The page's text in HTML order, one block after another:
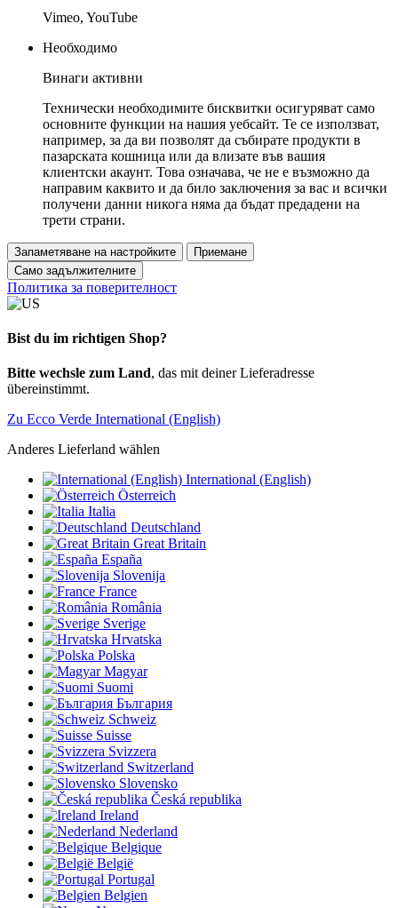
Vimeo, YouTube
Необходимо
Винаги активни
Технически необходимите бисквитки осигуряват само
основните функции на нашия уебсайт. Те се използват,
например, за да ви позволят да събирате продукти в
пазарската кошница или да влизате във вашия
клиентски акаунт. Това означава, че не е възможно да
направим каквито и да било заключения за вас и всички
получени данни никога няма да бъдат предадени на
трети страни.
Запаметяване на настройките
Приемане
Само задължителните
Политика за поверителност
Bist du im richtigen Shop?
Bitte wechsle zum Land, das mit deiner Lieferadresse
übereinstimmt.
Zu Ecco Verde International (English)
Anderes Lieferland wählen
International (English)
Österreich
Italia
Deutschland
Great Britain
España
Slovenija
France
România
Sverige
Hrvatska
Polska
Magyar
Suomi
България
Schweiz
Suisse
Svizzera
Switzerland
Slovensko
Česká republika
Ireland
Nederland
Belgique
België
Portugal
Belgien